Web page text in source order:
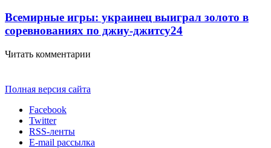
Всемирные игры: украинец выиграл золото в
соревнованиях по джиу-джитсу24
Читать комментарии
Полная версия сайта
Facebook
Twitter
RSS-ленты
E-mail рассылка